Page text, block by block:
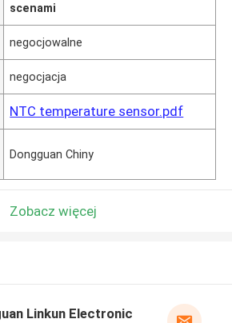
scenami
negocjowalne
negocjacja
NTC temperature sensor.pdf
Dongguan Chiny
Zobacz więcej
Linkun Electronic